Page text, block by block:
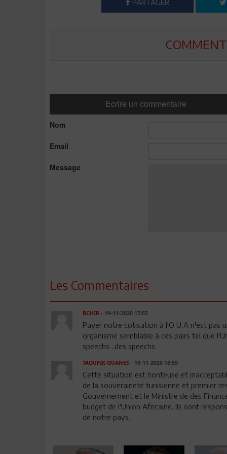
PARTAGER
Ecrire un commentaire
Nom
Email
Message
Les Commentaires
BCHIR- 19-11-2020 17:55
Payer notre cotisation à l'O U A n'est pas
organisme semblable à ces pairs tel que
speechs ..des speechs
TAOUFIK OUANES - 19-11-2020 18:59
Cette situation est honteuse et
de la souveraineté tunisienne et premier
Gouvernement et le Ministre de des
budget de l'Union Africaine. Ils sont
de notre pays.